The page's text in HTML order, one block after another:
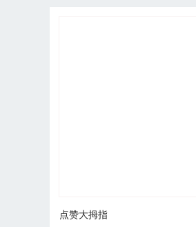
点赞大拇指